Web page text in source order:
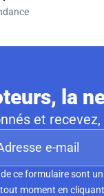
la
et
ce formulaire sont
moment en